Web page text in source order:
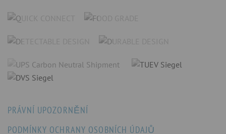
PRÁVNÍ UPOZORNĚNÍ
PODMÍNKY OCHRANY OSOBNÍCH ÚDAJŮ